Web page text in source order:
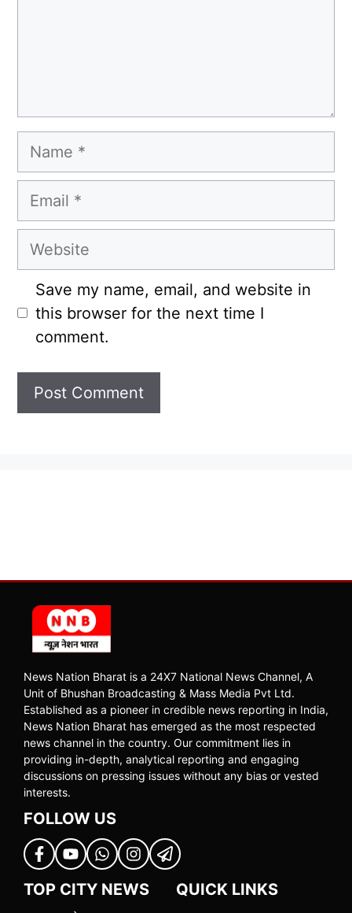
Name
Email
Website
Save my name, email, and website in
this browser for the next time I
comment.
News Nation Bharat is a 24X7 National News Channel, A
Unit of Bhushan Broadcasting & Mass Media Pvt Ltd.
Established as a pioneer in credible news reporting in India,
News Nation Bharat has emerged as the most respected
news channel in the country. Our commitment lies in
providing in-depth, analytical reporting and engaging
discussions on pressing issues without any bias or vested
interests.
FOLLOW US
TOP CITY NEWS QUICK LINKS